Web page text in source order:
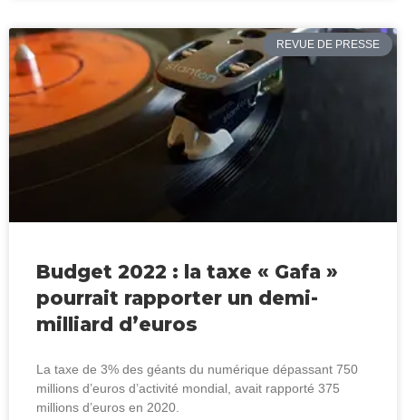
REVUE DE PRESSE
Budget 2022 : la taxe « Gafa »
pourrait rapporter un demi-
milliard d’euros
La taxe de 3% des géants du numérique dépassant 750
millions d’euros d’activité mondial, avait rapporté 375
millions d’euros en 2020.